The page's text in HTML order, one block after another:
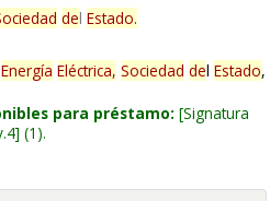
del Estado.
Energía Eléctrica, Sociedad del Estado,
para préstamo: Signatura
(1).